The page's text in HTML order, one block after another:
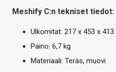
Meshify C:n tekniset tiedot:
Ulkomitat: 217 x 453 x
Paino: 6,7 kg
Materiaali: Teräs, muovi